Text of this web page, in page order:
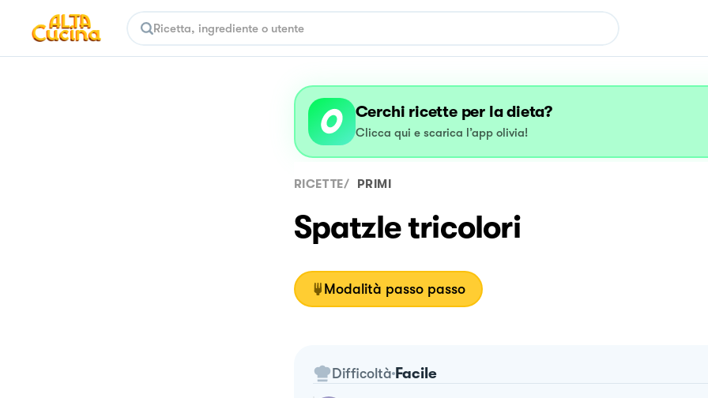
Cerchi ricette per la dieta?
Clicca qui e scarica l’app olivia!
RICETTE/ PRIMI
Spatzle tricolori
Modalità passo passo
Difficoltà Facile